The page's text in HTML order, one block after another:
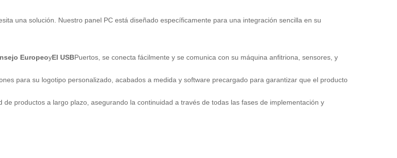
una solución. Nuestro panel PC está diseñado específicamente para una integración sencilla en su
EuropeoyEl USBPuertos, se conecta fácilmente y se comunica con su máquina anfitriona, sensores, y
para su logotipo personalizado, acabados a medida y software precargado para garantizar que el producto
de productos a largo plazo, asegurando la continuidad a través de todas las fases de implementación y